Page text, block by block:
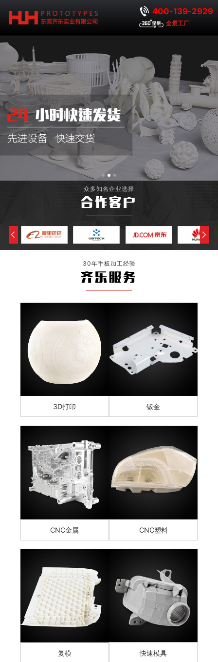
400-139-2929
全景工厂
众多知名企业选择
合作客户
30年手板加工经验
齐乐服务
3D打印 钣金
CNC金属 CNC塑料
复模 快速模具